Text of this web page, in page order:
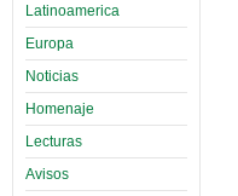
Latinoamerica
Europa
Noticias
Homenaje
Lecturas
Avisos